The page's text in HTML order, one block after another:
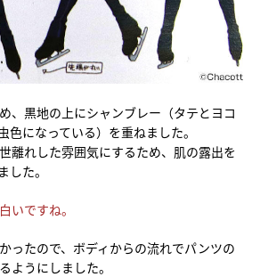
、黒地の上にシャンブレー（タテとヨコ
色になっている）を重ねました。
離れした雰囲気にするため、肌の露出を
した。
いですね。
ったので、ボディからの流れでパンツの
ようにしました。